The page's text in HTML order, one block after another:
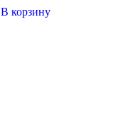
В корзину